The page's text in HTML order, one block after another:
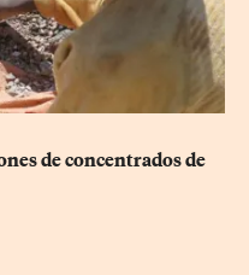
de concentrados de